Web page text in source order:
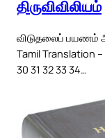
திருவிவிலியம்
விடுதலைப் பயணம்
Tamil Translation –
30 31 32 33 34…